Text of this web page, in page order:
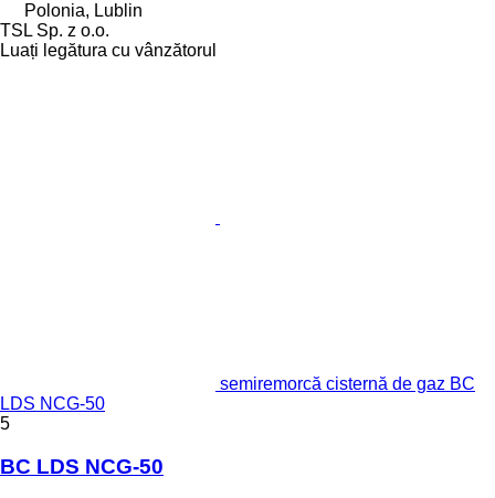
Polonia, Lublin
TSL Sp. z o.o.
Luați legătura cu vânzătorul
semiremorcă cisternă de gaz BC
LDS NCG-50
5
BC LDS NCG-50